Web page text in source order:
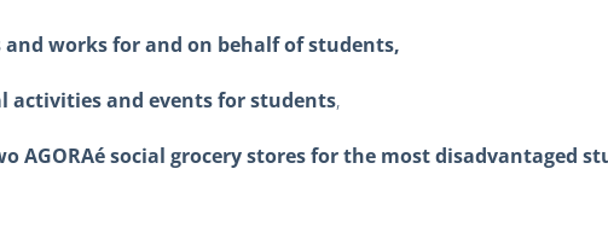
and works for and on behalf of students,
activities and events for students,
AGORAé social grocery stores for the most disadvantaged